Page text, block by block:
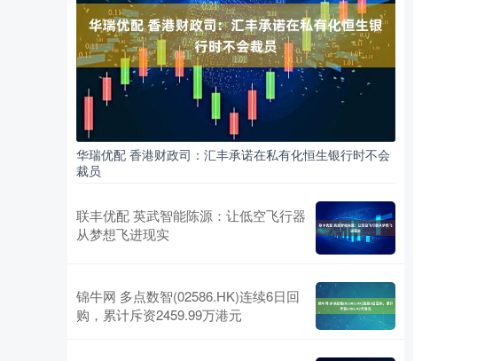
华瑞优配 香港财政司：汇丰承诺在私有化恒生银行时不会
裁员
联丰优配 英武智能陈源：让低空飞行器
从梦想飞进现实
锦牛网 多点数智(02586.HK)连续6日回
购，累计斥资2459.99万港元